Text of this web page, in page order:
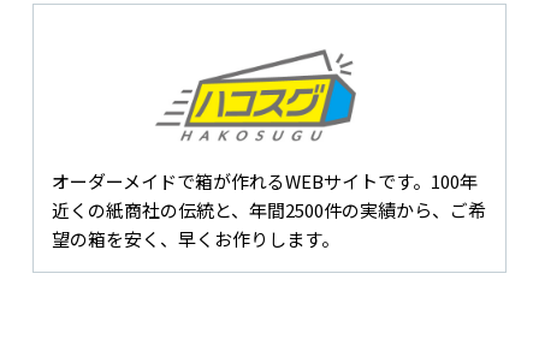
オーダーメイドで箱が作れるWEBサイトです。100年
近くの紙商社の伝統と、年間2500件の実績から、ご希
望の箱を安く、早くお作りします。